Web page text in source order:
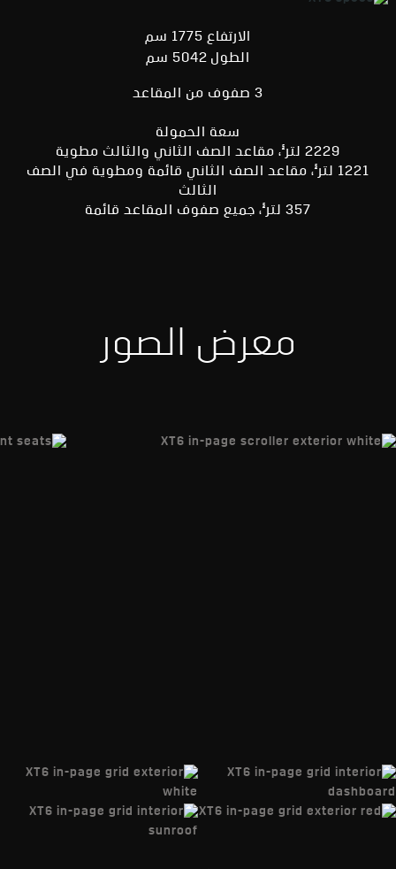
الارتفاع 1775 سم
الطول 5042 سم
3 صفوف من المقاعد
سعة الحمولة
2229 لتر
§، مقاعد الصف الثاني والثالث مطوية
1221 لتر
§، مقاعد الصف الثاني قائمة ومطوية في الصف
الثالث
357 لتر
§، جميع صفوف المقاعد قائمة
معرض الصور